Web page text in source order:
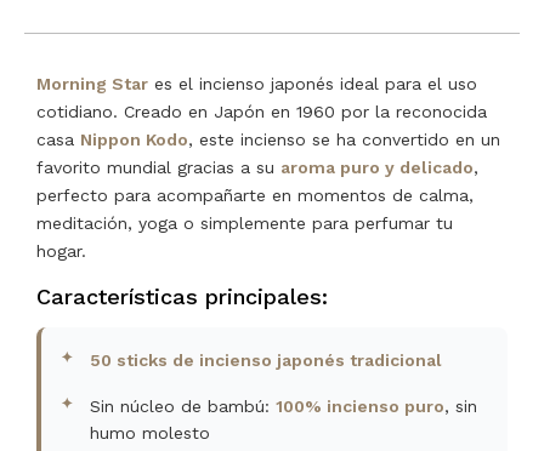
Morning Star es el incienso japonés ideal para el uso
cotidiano. Creado en Japón en 1960 por la reconocida
casa Nippon Kodo, este incienso se ha convertido en un
favorito mundial gracias a su aroma puro y delicado,
perfecto para acompañarte en momentos de calma,
meditación, yoga o simplemente para perfumar tu
hogar.
Características principales:
50 sticks de incienso japonés tradicional
Sin núcleo de bambú: 100% incienso puro, sin
humo molesto